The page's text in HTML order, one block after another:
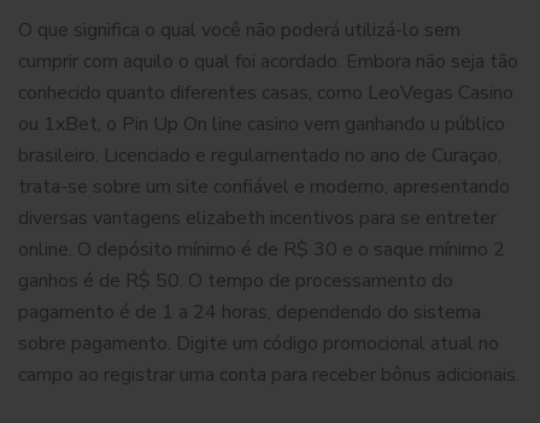
O que significa o qual você não poderá utilizá-lo sem
cumprir com aquilo o qual foi acordado. Embora não seja tão
conhecido quanto diferentes casas, como LeoVegas Casino
ou 1xBet, o Pin Up On line casino vem ganhando u público
brasileiro. Licenciado e regulamentado no ano de Curaçao,
trata-se sobre um site confiável e moderno, apresentando
diversas vantagens elizabeth incentivos para se entreter
online. O depósito mínimo é de R$ 30 e o saque mínimo 2
ganhos é de R$ 50. O tempo de processamento do
pagamento é de 1 a 24 horas, dependendo do sistema
sobre pagamento. Digite um código promocional atual no
campo ao registrar uma conta para receber bônus adicionais.